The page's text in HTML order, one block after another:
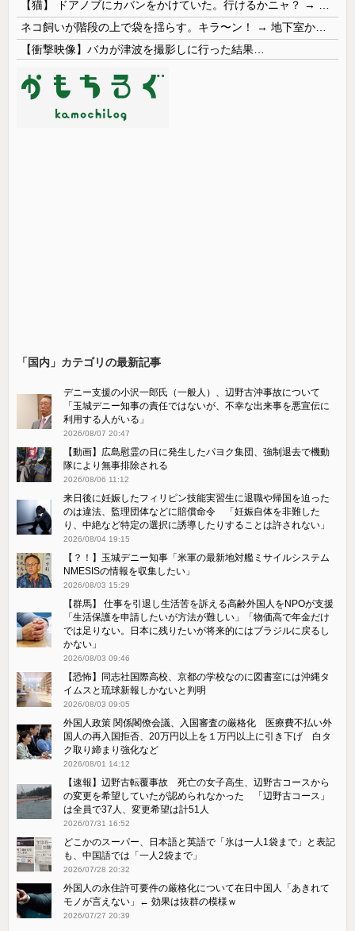
【衝撃映像】バカが津波を撮影しに行った結果…
「国内」カテゴリの最新記事
デニー支援の小沢一郎氏（一般人）、辺野古沖事故について
「玉城デニー知事の責任ではないが、不幸な出来事を悪宣伝に
利用する人がいる」
2026/08/07 20:47
【動画】広島慰霊の日に発生したパヨク集団、強制退去で機動
隊により無事排除される
2026/08/06 11:12
来日後に妊娠したフィリピン技能実習生に退職や帰国を迫った
のは違法、監理団体などに賠償命令 「妊娠自体を非難した
り、中絶など特定の選択に誘導したりすることは許されない」
2026/08/04 19:15
【？！】玉城デニー知事「米軍の最新地対艦ミサイルシステム
NMESISの情報を収集したい」
2026/08/03 15:29
【群馬】 仕事を引退し生活苦を訴える高齢外国人をNPOが支援
「生活保護を申請したいが方法が難しい」「物価高で年金だけ
では足りない。日本に残りたいが将来的にはブラジルに戻るし
かない」
2026/08/03 09:46
【恐怖】同志社国際高校、京都の学校なのに図書室には沖縄タ
イムスと琉球新報しかないと判明
2026/08/03 09:05
外国人政策 関係閣僚会議、入国審査の厳格化 医療費不払い外
国人の再入国拒否、20万円以上を１万円以上に引き下げ 白タ
ク取り締まり強化など
2026/08/01 14:12
【速報】辺野古転覆事故 死亡の女子高生、辺野古コースから
の変更を希望していたが認められなかった 「辺野古コース」
は全員で37人、変更希望は計51人
2026/07/31 16:52
どこかのスーパー、日本語と英語で「氷は一人1袋まで」と表記
も、中国語では「一人2袋まで」
2026/07/28 20:32
外国人の永住許可要件の厳格化について在日中国人「あきれて
モノが言えない」← 効果は抜群の模様ｗ
2026/07/27 20:39